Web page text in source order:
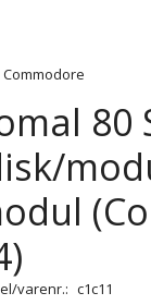
Commodore
80
varenr.: c1c11